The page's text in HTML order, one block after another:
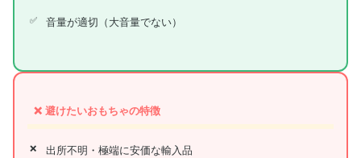
音量が適切（大音量でない）
❌ 避けたいおもちゃの特徴
出所不明・極端に安価な輸入品